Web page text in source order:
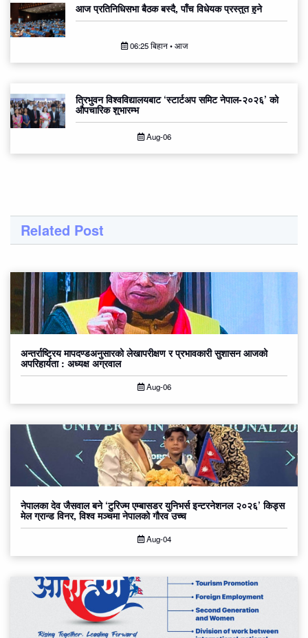
आज प्रतिनिधिसभा बैठक बस्दै, पाँच विधेयक प्रस्तुत हुने
06:25 बिहान • आज
त्रिभुवन विश्वविद्यालयबाट ‘स्टार्टअप समिट नेपाल-२०२६’ को
औपचारिक शुभारम्भ
Aug-06
Related Post
अन्तर्राष्ट्रिय मापदण्डअनुसारको लेखापरीक्षण र प्रभावकारी सुशासन आजको
अपरिहार्यता : अध्यक्ष अग्रवाल
Aug-06
नेपालका देव जैसवाल बने ‘टुरिज्म एम्बासडर युनिभर्स इन्टरनेशनल २०२६’ किड्स
मेल ग्रान्ड विनर, विश्व मञ्चमा नेपालको गौरव उच्च
Aug-04